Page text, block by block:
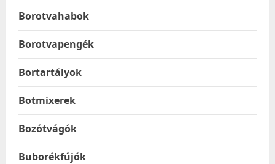
Borotvahabok
Borotvapengék
Bortartályok
Botmixerek
Bozótvágók
Buborékfújók